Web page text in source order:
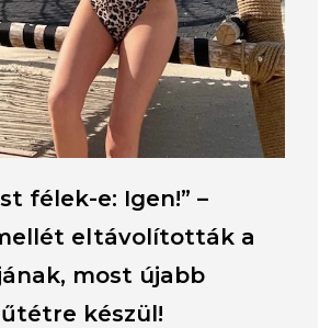
félek-e: Igen!” –
eltávolították a
most újabb
készül!